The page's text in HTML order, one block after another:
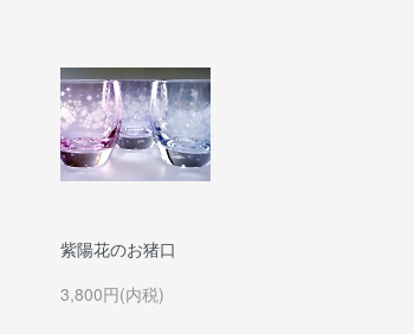
紫陽花のお猪口
3,800円(内税)